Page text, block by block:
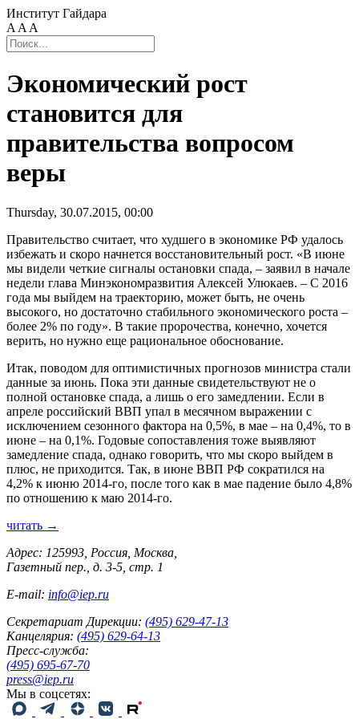
Институт Гайдара
A A A
Экономический рост
становится для
правительства вопросом
веры
Thursday, 30.07.2015, 00:00
Правительство считает, что худшего в экономике РФ удалось
избежать и скоро начнется восстановительный рост. «В июне
мы видели четкие сигналы остановки спада, – заявил в начале
недели глава Минэкономразвития Алексей Улюкаев. – С 2016
года мы выйдем на траекторию, может быть, не очень
высокого, но достаточно стабильного экономического роста –
более 2% по году». В такие пророчества, конечно, хочется
верить, но нужно еще рациональное обоснование.
Итак, поводом для оптимистичных прогнозов министра стали
данные за июнь. Пока эти данные свидетельствуют не о
полной остановке спада, а лишь о его замедлении. Если в
апреле российский ВВП упал в месячном выражении с
исключением сезонного фактора на 0,5%, в мае – на 0,4%, то в
июне – на 0,1%. Годовые сопоставления тоже выявляют
замедление спада, однако говорить, что мы скоро выйдем в
плюс, не приходится. Так, в июне ВВП РФ сократился на
4,2% к июню 2014-го, после того как в мае падение было 4,8%
по отношению к маю 2014-го.
читать →
Адрес: 125993, Россия, Москва,
Газетный пер., д. 3-5, стр. 1
E-mail: info@iep.ru
Секретариат Дирекции: (495) 629-47-13
Канцелярия: (495) 629-64-13
Пресс-служба:
(495) 695-67-70
press@iep.ru
Мы в соцсетях: